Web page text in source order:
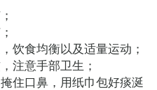
饮食均衡以及适量运动；
注意手部卫生；
住口鼻，用纸巾包好痰涎